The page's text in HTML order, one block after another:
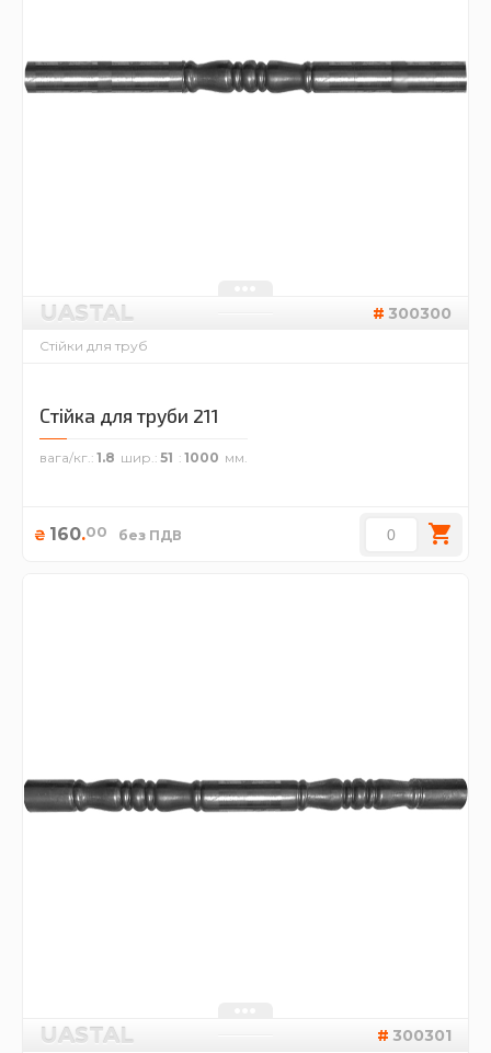
UASTAL 300300
Стійки для труб
Стійка для труби 211
вага/кг. 1.8 шир. 51 1000
₴ 160.00 без ПДВ
UASTAL 300301